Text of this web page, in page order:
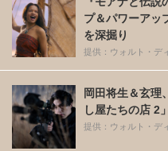
プ＆パワーアッ
を深掘り
提供：ウォルト・デ
岡田将生＆玄理
し屋たちの店 2
提供：ウォルト・デ